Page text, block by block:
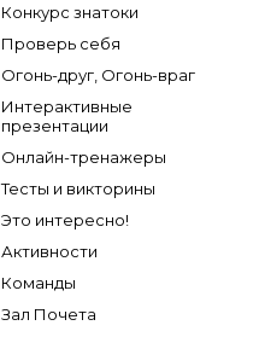
Конкурс знатоки
Проверь себя
Огонь-друг, Огонь-враг
Интерактивные
презентации
Онлайн-тренажеры
Тесты и викторины
Это интересно!
Активности
Команды
Зал Почета